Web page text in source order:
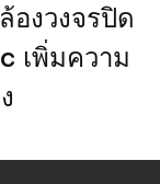
องวงจรปิด
เพิ่มความ